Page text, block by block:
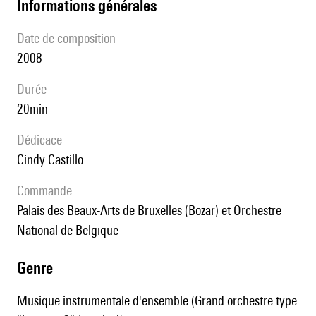
informations générales
date de composition
2008
durée
20min
Dédicace
Cindy Castillo
Commande
Palais des Beaux-Arts de Bruxelles (Bozar) et Orchestre
National de Belgique
genre
Musique instrumentale d'ensemble (Grand orchestre type